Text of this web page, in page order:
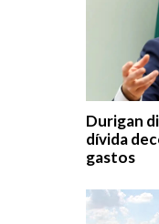
Durigan
dívida
gastos